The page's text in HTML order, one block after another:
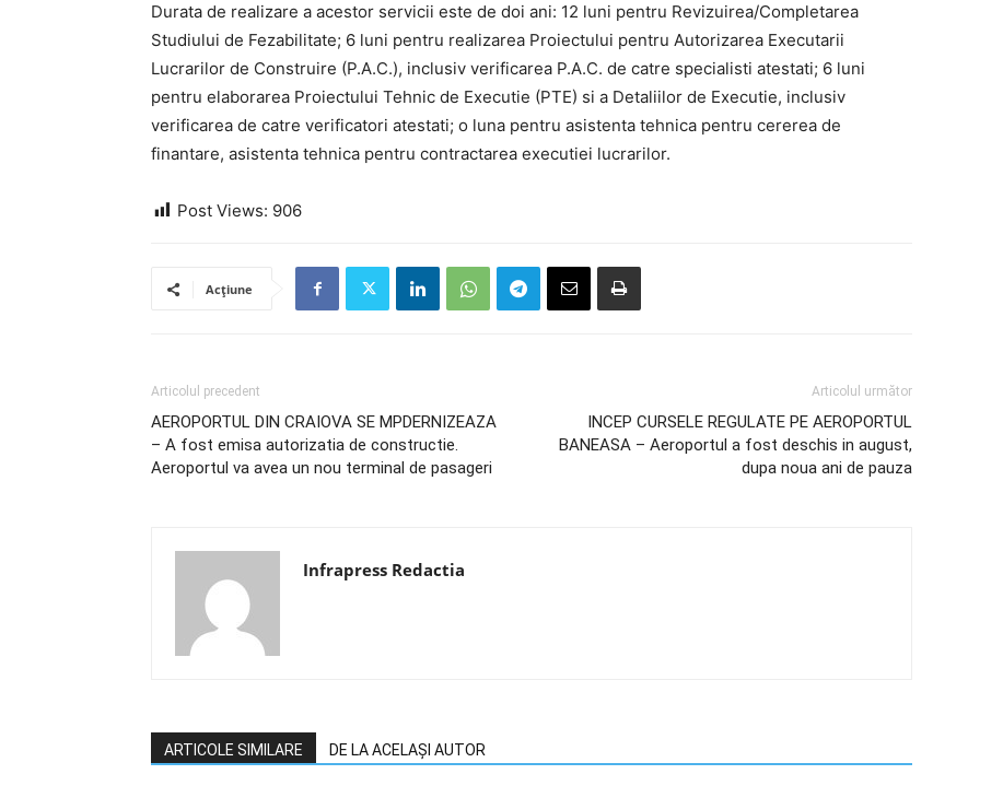
Durata de realizare a acestor servicii este de doi ani: 12 luni pentru Revizuirea/Completarea
Studiului de Fezabilitate; 6 luni pentru realizarea Proiectului pentru Autorizarea Executarii
Lucrarilor de Construire (P.A.C.), inclusiv verificarea P.A.C. de catre specialisti atestati; 6 luni
pentru elaborarea Proiectului Tehnic de Executie (PTE) si a Detaliilor de Executie, inclusiv
verificarea de catre verificatori atestati; o luna pentru asistenta tehnica pentru cererea de
finantare, asistenta tehnica pentru contractarea executiei lucrarilor.
Post Views: 906
Acțiune
Articolul precedent
AEROPORTUL DIN CRAIOVA SE MPDERNIZEAZA
– A fost emisa autorizatia de constructie.
Aeroportul va avea un nou terminal de pasageri
Articolul următor
INCEP CURSELE REGULATE PE AEROPORTUL
BANEASA – Aeroportul a fost deschis in august,
dupa noua ani de pauza
Infrapress Redactia
ARTICOLE SIMILARE DE LA ACELAȘI AUTOR